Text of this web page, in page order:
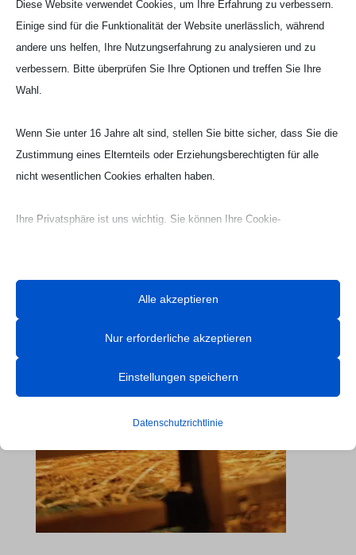
Marc Zimmermann, Pfr.
Präses der Bruderschaften und Pfarrer an St.
Andreas, Korschenbroich
Diese Website verwendet Cookies, um Ihre Erfahrung zu verbessern.
Einige sind für die Funktionalität der Website unerlässlich, während
andere uns helfen, Ihre Nutzungserfahrung zu analysieren und zu
verbessern. Bitte überprüfen Sie Ihre Optionen und treffen Sie Ihre
Wahl.
Wenn Sie unter 16 Jahre alt sind, stellen Sie bitte sicher, dass Sie die
Zustimmung eines Elternteils oder Erziehungsberechtigten für alle
nicht wesentlichen Cookies erhalten haben.
Ihre Privatsphäre ist uns wichtig. Sie können Ihre Cookie-
Sie können Ihre Präferenzen jederzeit ändern, indem Sie auf die
Schaltfläche „Einstellungen“ unten klicken.
Beachten Sie, dass das Deaktivieren bestimmter Arten von Cookies
beeinträchtigen kann.
Essenzielle Cookies und Dienste ermöglichen grundlegende
Funktionen und sind für das ordnungsgemäße Funktionieren der
Website erforderlich. Diese Cookies und Dienste erfordern keine
Zustimmung des Nutzers gemäß der DSGVO.
Alle akzeptieren
Nur erforderliche akzeptieren
Einstellungen speichern
Datenschutzrichtlinie